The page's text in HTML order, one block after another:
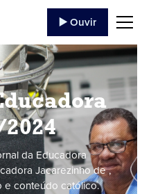
▶️ Ouvir
da Educadora
Jacarezinho de ,
e conteúdo católico.